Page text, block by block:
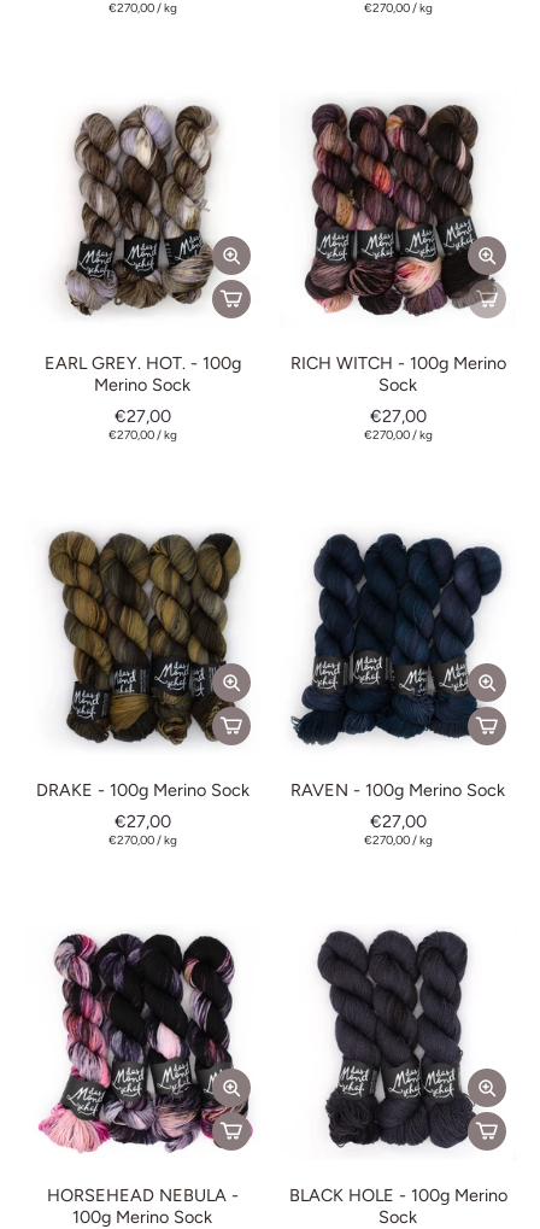
€270,00/kg €270,00/kg
EARL GREY. HOT. - 100g
Merino Sock
€27,00
€270,00/kg
RICH WITCH - 100g Merino
Sock
€27,00
€270,00/kg
DRAKE - 100g Merino Sock
€27,00
€270,00/kg
RAVEN - 100g Merino Sock
€27,00
€270,00/kg
HORSEHEAD NEBULA -
100g Merino Sock
BLACK HOLE - 100g Merino
Sock